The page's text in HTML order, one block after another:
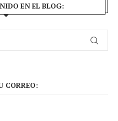
EN EL BLOG:
CORREO: